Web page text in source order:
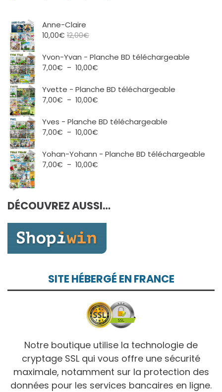
Anne-Claire
10,00€ 12,00€
Yvon-Yvan - Planche BD téléchargeable
7,00€ – 10,00€
prix :
10,00€
Yvette - Planche BD téléchargeable
7,00€ – 10,00€
prix :
10,00€
Yves - Planche BD téléchargeable
7,00€ – 10,00€
prix :
Yohan-Yohann - Planche BD téléchargeable
7,00€ – 10,00€
à
DÉCOUVREZ AUSSI…
SITE HÉBERGÉ EN FRANCE
Notre boutique utilise la technologie de
cryptage SSL qui vous offre une sécurité
maximale, notamment sur la protection des
données pour les services bancaires en ligne.